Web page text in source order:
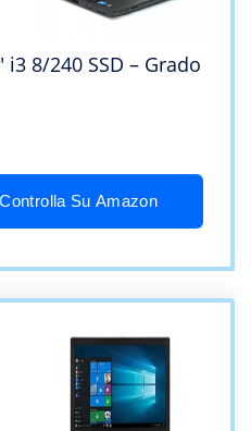
8/240 SSD – Grado
Controlla Su Amazon